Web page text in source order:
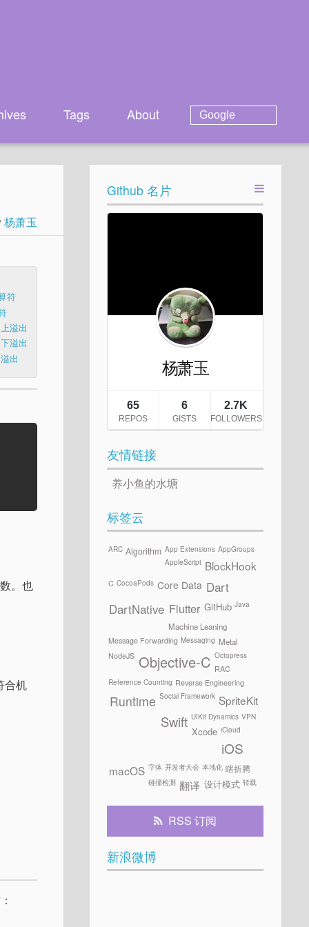
Tags About
杨萧玉
符
溢出
溢出
出
。也
合机
Github 名片
友情链接
养小鱼的水塘
标签云
ARC Algorithm App Extensions AppGroups
AppleScript BlockHook
C CocoaPods Core Data Dart
DartNative Flutter GitHub Java
Machine Leaning
Message Forwarding Messaging Metal
NodeJS Objective-C Octopress
RAC
Reference Counting Reverse Engineering
Runtime Social Framework SpriteKit
Swift UIKit Dynamics VPN
Xcode iCloud
iOS
macOS 字体 开发者大会 本地化 瞎折腾
碰撞检测 翻译 设计模式 转载
RSS 订阅
新浪微博